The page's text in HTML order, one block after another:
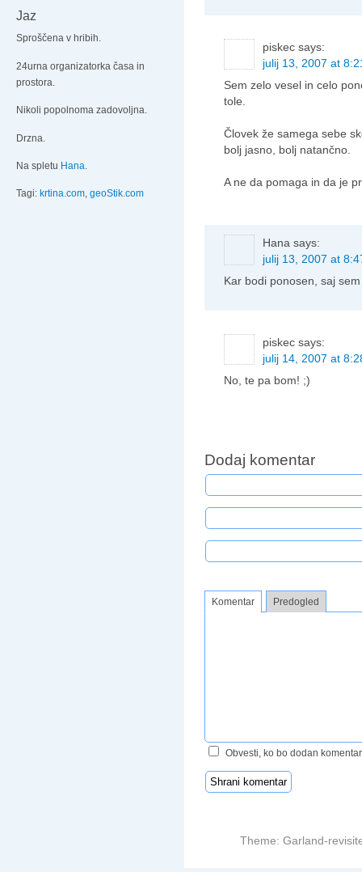
Jaz
Sproščena v hribih.
24urna organizatorka časa in
prostora.
Nikoli popolnoma zadovoljna.
Drzna.
Na spletu Hana.
Tagi: krtina.com, geoStik.com
piskec says:
julij 13, 2007 at
Sem zelo vesel in celo
tole.
Človek že samega sebe
bolj jasno, bolj natančno.
A ne da pomaga in da je
Hana says:
julij 13, 2007 at
Kar bodi ponosen, saj
piskec says:
julij 14, 2007 at
No, te pa bom! ;)
Dodaj komentar
Komentar Predogled
Obvesti, ko bo dodan komentar
Theme: Garland-